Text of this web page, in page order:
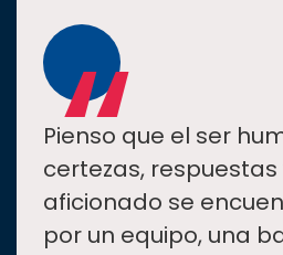
“
Pienso que el ser
certezas, respuestas
aficionado se
por un equipo, una